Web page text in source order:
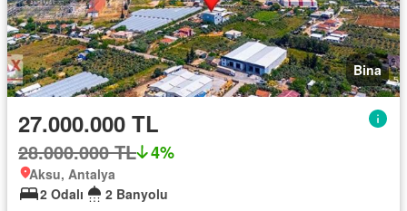
Bina
27.000.000 TL
28.000.000 TL 4%
Aksu, Antalya
2 Odalı
2 Banyolu